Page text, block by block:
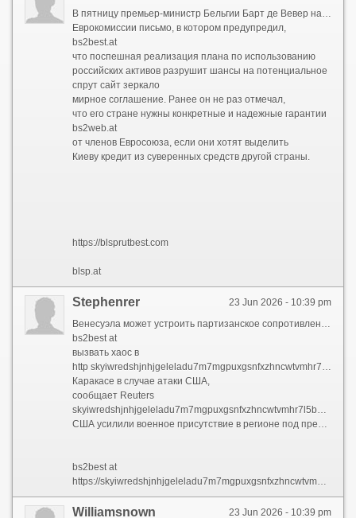
Еврокомиссии письмо, в котором предупредил,
bs2best.at
что поспешная реализация плана по использованию
российских активов разрушит шансы на потенциальное
cпрут сайт зеркало
мирное соглашение. Ранее он не раз отмечал,
что его стране нужны конкретные и надежные гарантии
bs2web.at
от членов Евросоюза, если они хотят выделить
Киеву кредит из суверенных средств другой страны.
https://blsprutbest.com
blsp.at
23 Jun 2026 - 10:39 pm
Stephenrer
Венесуэла может устроить партизанское сопротивление или
bs2best at
вызвать хаос в
http skyiwredshjnhjgeleladu7m7mgpuxgsnfxzhncwtvmhr7l5bniutayd onion
Каракасе в случае атаки США,
сообщает Reuters
skyiwredshjnhjgeleladu7m7mgpuxgsnfxzhncwtvmhr7l5bniutayd onion
США усилили военное присутствие в регионе под предлогом борьбы с наркоторговлей.
bs2best at
https://skyiwredshjnhjgeleladu7m7mgpuxgsnfxzhncwtvmhr7l5bniutayda.com
23 Jun 2026 - 10:39 pm
Williamsnown